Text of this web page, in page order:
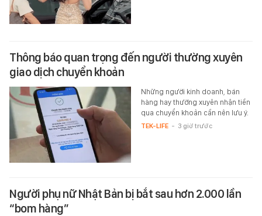
Thông báo quan trọng đến người thường xuyên
giao dịch chuyển khoản
Những người kinh doanh, bán
hàng hay thường xuyên nhận tiền
qua chuyển khoản cần nên lưu ý.
TEK-LIFE - 3 giờ trước
Người phụ nữ Nhật Bản bị bắt sau hơn 2.000 lần
“bom hàng”